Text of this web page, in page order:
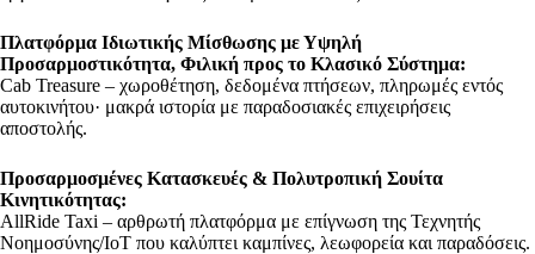
Πλατφόρμα Ιδιωτικής Μίσθωσης με Υψηλή
Προσαρμοστικότητα, Φιλική προς το Κλασικό Σύστημα:
Cab Treasure – χωροθέτηση, δεδομένα πτήσεων, πληρωμές εντός
αυτοκινήτου· μακρά ιστορία με παραδοσιακές επιχειρήσεις
αποστολής.
Προσαρμοσμένες Κατασκευές & Πολυτροπική Σουίτα
Κινητικότητας:
AllRide Taxi – αρθρωτή πλατφόρμα με επίγνωση της Τεχνητής
Νοημοσύνης/IoT που καλύπτει καμπίνες, λεωφορεία και παραδόσεις.